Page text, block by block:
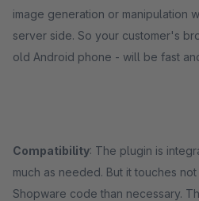
image generation or manipulation
server side. So your customer's
old Android phone - will be fast
Compatibility: The plugin is
much as needed. But it touches
Shopware code than necessary.